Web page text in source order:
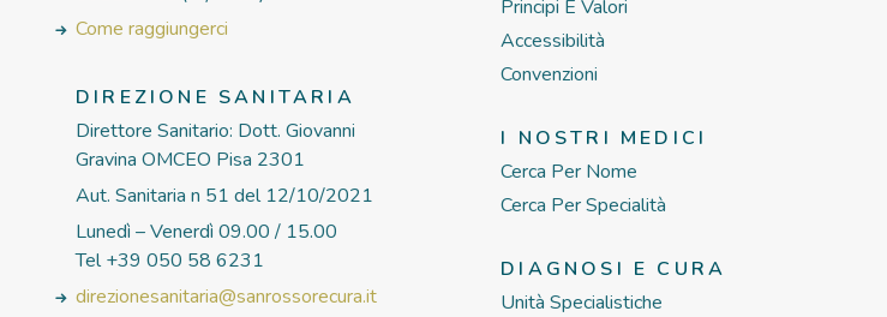
Come raggiungerci
DIREZIONE SANITARIA
Direttore Sanitario: Dott. Giovanni
Gravina OMCEO Pisa 2301
Aut. Sanitaria n 51 del 12/10/2021
Lunedì – Venerdì 09.00 / 15.00
Tel +39 050 58 6231
direzionesanitaria@sanrossorecura.it
Principi E Valori
Accessibilità
Convenzioni
I NOSTRI MEDICI
Cerca Per Nome
Cerca Per Specialità
DIAGNOSI E CURA
Unità Specialistiche